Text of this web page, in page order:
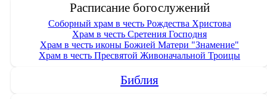
Расписание богослужений
Соборный храм в честь Рождества Христова
Храм в честь Сретения Господня
Храм в честь иконы Божией Матери "Знамение"
Храм в честь Пресвятой Живоначальной Троицы
Библия